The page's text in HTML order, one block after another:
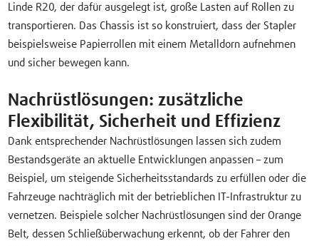
Linde R20, der dafür ausgelegt ist, große Lasten auf Rollen zu
transportieren. Das Chassis ist so konstruiert, dass der Stapler
beispielsweise Papierrollen mit einem Metalldorn aufnehmen
und sicher bewegen kann.
Nachrüstlösungen: zusätzliche
Flexibilität, Sicherheit und Effizienz
Dank entsprechender Nachrüstlösungen lassen sich zudem
Bestandsgeräte an aktuelle Entwicklungen anpassen – zum
Beispiel, um steigende Sicherheitsstandards zu erfüllen oder die
Fahrzeuge nachträglich mit der betrieblichen IT-Infrastruktur zu
vernetzen. Beispiele solcher Nachrüstlösungen sind der Orange
Belt, dessen Schließüberwachung erkennt, ob der Fahrer den